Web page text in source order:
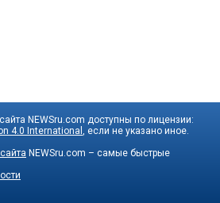
NEWSru.com доступны по лицензии:
4.0 International , если не указано иное.
NEWSru.com – самые быстрые